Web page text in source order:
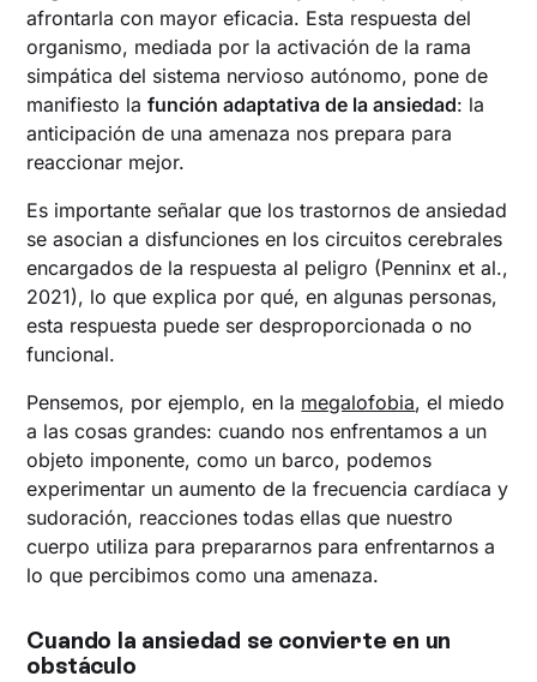
afrontarla con mayor eficacia. Esta respuesta del
organismo, mediada por la activación de la rama
simpática del sistema nervioso autónomo, pone de
manifiesto lafunción adaptativa de la ansiedad: la
anticipación de una amenaza nos prepara para
reaccionar mejor.
Es importante señalar que los trastornos de ansiedad
se asocian a disfunciones en los circuitos cerebrales
encargados de la respuesta al peligro (Penninx et al.,
2021), lo que explica por qué, en algunas personas,
esta respuesta puede ser desproporcionada o no
funcional.
Pensemos, por ejemplo, en la megalofobia, el miedo
a las cosas grandes: cuando nos enfrentamos a un
objeto imponente, como un barco, podemos
experimentar un aumento de la frecuencia cardíaca y
sudoración, reacciones todas ellas que nuestro
cuerpo utiliza para prepararnos para enfrentarnos a
lo que percibimos como una amenaza.
Cuando la ansiedad se convierte en un
obstáculo